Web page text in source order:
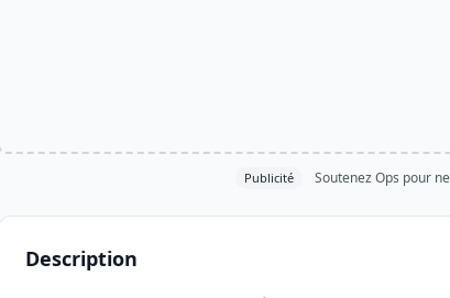
Publicité Soutenez Ops pour
Description